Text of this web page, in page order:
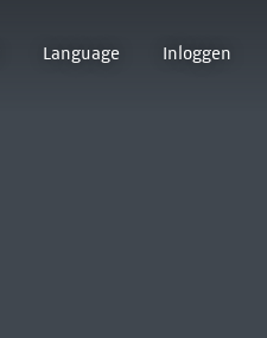
Language Inloggen